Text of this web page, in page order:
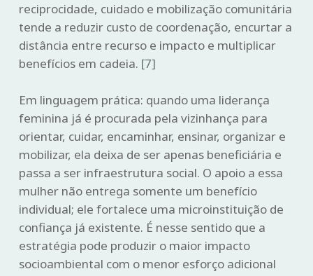
reciprocidade, cuidado e mobilização comunitária
tende a reduzir custo de coordenação, encurtar a
distância entre recurso e impacto e multiplicar
benefícios em cadeia. [7]
Em linguagem prática: quando uma liderança
feminina já é procurada pela vizinhança para
orientar, cuidar, encaminhar, ensinar, organizar e
mobilizar, ela deixa de ser apenas beneficiária e
passa a ser infraestrutura social. O apoio a essa
mulher não entrega somente um benefício
individual; ele fortalece uma microinstituição de
confiança já existente. É nesse sentido que a
estratégia pode produzir o maior impacto
socioambiental com o menor esforço adicional